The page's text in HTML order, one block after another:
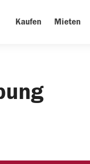
Kaufen Mieten